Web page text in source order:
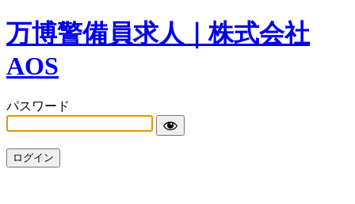
万博警備員求人｜株式会社
AOS
パスワード